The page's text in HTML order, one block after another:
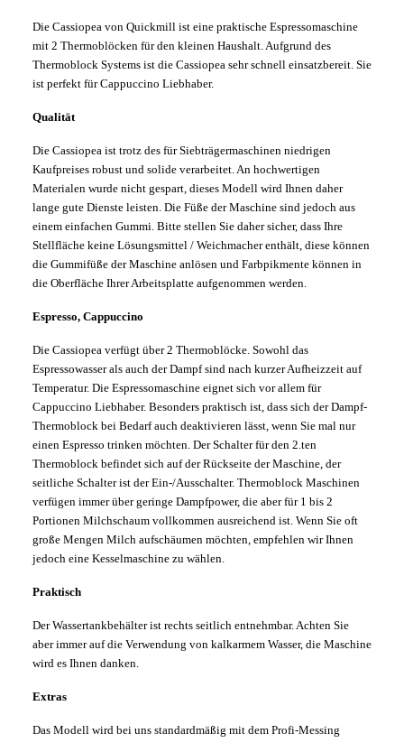
Die Cassiopea von Quickmill ist eine praktische Espressomaschine
mit 2 Thermoblöcken für den kleinen Haushalt. Aufgrund des
Thermoblock Systems ist die Cassiopea sehr schnell einsatzbereit. Sie
ist perfekt für Cappuccino Liebhaber.
Qualität
Die Cassiopea ist trotz des für Siebträgermaschinen niedrigen
Kaufpreises robust und solide verarbeitet. An hochwertigen
Materialen wurde nicht gespart, dieses Modell wird Ihnen daher
lange gute Dienste leisten. Die Füße der Maschine sind jedoch aus
einem einfachen Gummi. Bitte stellen Sie daher sicher, dass Ihre
Stellfläche keine Lösungsmittel / Weichmacher enthält, diese können
die Gummifüße der Maschine anlösen und Farbpikmente können in
die Oberfläche Ihrer Arbeitsplatte aufgenommen werden.
Espresso, Cappuccino
Die Cassiopea verfügt über 2 Thermoblöcke. Sowohl das
Espressowasser als auch der Dampf sind nach kurzer Aufheizzeit auf
Temperatur. Die Espressomaschine eignet sich vor allem für
Cappuccino Liebhaber. Besonders praktisch ist, dass sich der Dampf-
Thermoblock bei Bedarf auch deaktivieren lässt, wenn Sie mal nur
einen Espresso trinken möchten. Der Schalter für den 2.ten
Thermoblock befindet sich auf der Rückseite der Maschine, der
seitliche Schalter ist der Ein-/Ausschalter. Thermoblock Maschinen
verfügen immer über geringe Dampfpower, die aber für 1 bis 2
Portionen Milchschaum vollkommen ausreichend ist. Wenn Sie oft
große Mengen Milch aufschäumen möchten, empfehlen wir Ihnen
jedoch eine Kesselmaschine zu wählen.
Praktisch
Der Wassertankbehälter ist rechts seitlich entnehmbar. Achten Sie
aber immer auf die Verwendung von kalkarmem Wasser, die Maschine
wird es Ihnen danken.
Extras
Das Modell wird bei uns standardmäßig mit dem Profi-Messing